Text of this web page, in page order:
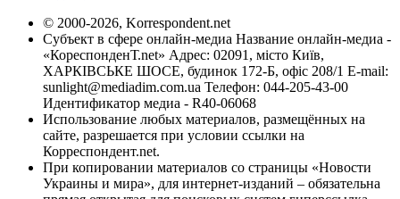
© 2000-2026, Korrespondent.net
Субъект в сфере онлайн-медиа Название онлайн-медиа -
«КореспонденТ.net» Адрес: 02091, місто Київ,
ХАРКІВСЬКЕ ШОСЕ, будинок 172-Б, офіс 208/1 E-mail:
sunlight@mediadim.com.ua Телефон: 044-205-43-00
Идентификатор медиа - R40-06068
Использование любых материалов, размещённых на
сайте, разрешается при условии ссылки на
Корреспондент.net.
При копировании материалов со страницы «Новости
Украины и мира», для интернет-изданий – обязательна